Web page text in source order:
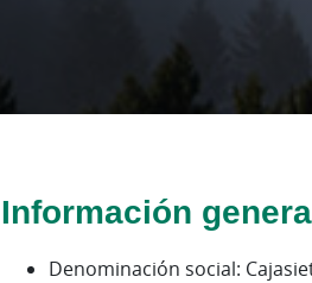
Información
Denominación social: